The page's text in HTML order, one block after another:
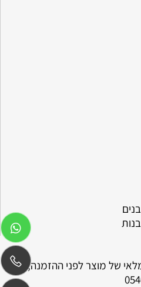
של מוצר לפני ההזמנה,